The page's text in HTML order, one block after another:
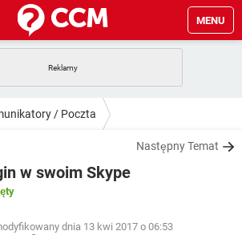
MENU
WHATSAPP
FACEBOOK
TIKTOK
TIKTOK
NETFLIX
/ Poczta
Następny Temat
w swoim Skype
dnia 13 kwi 2017 o 06:53